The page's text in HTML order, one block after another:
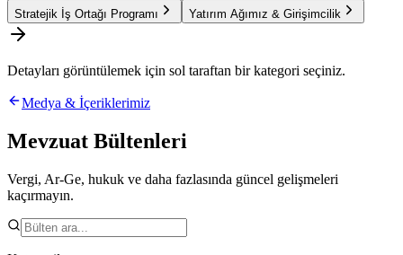
Stratejik İş Ortağı Programı
Yatırım Ağımız & Girişimcilik
Detayları görüntülemek için sol taraftan bir kategori seçiniz.
Medya & İçeriklerimiz
Mevzuat Bültenleri
Vergi, Ar-Ge, hukuk ve daha fazlasında güncel gelişmeleri
kaçırmayın.